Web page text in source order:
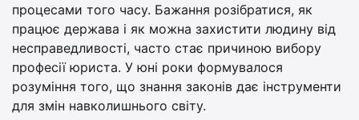
процесами того часу. Бажання розібратися, як
працює держава і як можна захистити людину від
несправедливості, часто стає причиною вибору
професії юриста. У юні роки формувалося
розуміння того, що знання законів дає інструменти
для змін навколишнього світу.